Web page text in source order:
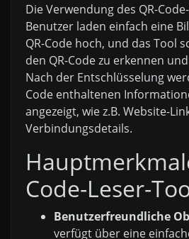
Die Verwendung des QR-
Benutzer laden einfach eine
QR-Code hoch, und das Tool
den QR-Code zu erkennen
Nach der Entschlüsselung
Code enthaltenen
angezeigt, wie z.B. Website-
Verbindungsdetails.
Code-Leser-
Benutzerfreundliche
verfügt über eine